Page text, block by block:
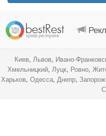
Киев, Львов, Ивано-
Хмельницкий, Луцк, Ровно,
Харьков, Одесса, Днепр,